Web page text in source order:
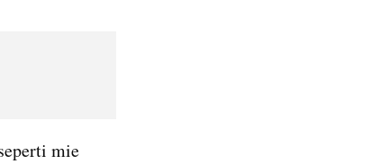
mie